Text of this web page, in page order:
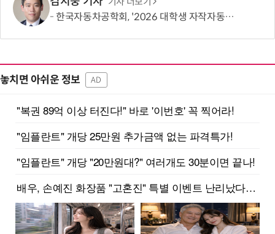
한국자동차공학회, '2026 대학생 자작자동차대회 포뮬러 부문' 개최
놓치면 아쉬운 정보 AD